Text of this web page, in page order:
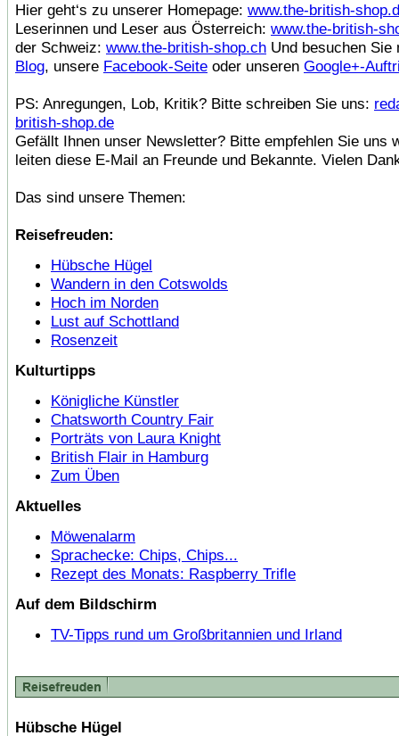
Hier geht‘s zu unserer Homepage: www.the-british-
Leserinnen und Leser aus Österreich: www.the-british-
der Schweiz: www.the-british-shop.ch Und besuchen Sie
Blog, unsere Facebook-Seite oder unseren Google+-
PS: Anregungen, Lob, Kritik? Bitte schreiben Sie uns:
british-shop.de
Gefällt Ihnen unser Newsletter? Bitte empfehlen Sie uns
leiten diese E-Mail an Freunde und Bekannte. Vielen
Das sind unsere Themen:
Reisefreuden:
Hübsche Hügel
Wandern in den Cotswolds
Hoch im Norden
Lust auf Schottland
Rosenzeit
Kulturtipps
Königliche Künstler
Chatsworth Country Fair
Porträts von Laura Knight
British Flair in Hamburg
Zum Üben
Aktuelles
Möwenalarm
Sprachecke: Chips, Chips...
Rezept des Monats: Raspberry Trifle
Auf dem Bildschirm
TV-Tipps rund um Großbritannien und Irland
Hübsche Hügel